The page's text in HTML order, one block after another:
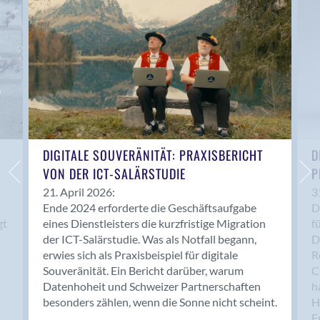
Anwil
Appenzell
Au SG
Baar
Baden
Balsthal
Balzers
Basel
Bassersdorf
Belp
Bendern
Benken (SG)
Bergdietikon
Berlin
Bern
Bern - Liebefeld
DIGITALE SOUVERÄNITÄT: PRAXISBERICHT
VON DER ICT-SALÄRSTUDIE
21. April 2026:
Ende 2024 erforderte die Geschäftsaufgabe
eines Dienstleisters die kurzfristige Migration
der ICT-Salärstudie. Was als Notfall begann,
erwies sich als Praxisbeispiel für digitale
Souveränität. Ein Bericht darüber, warum
Datenhoheit und Schweizer Partnerschaften
besonders zählen, wenn die Sonne nicht scheint.